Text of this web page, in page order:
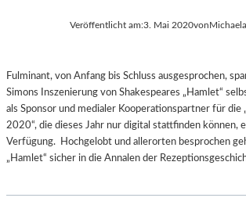
Veröffentlicht am:3. Mai 2020von
Fulminant, von Anfang bis Schluss ausgesprochen,
Simons Inszenierung von Shakespeares „Hamlet“
als Sponsor und medialer Kooperationspartner für die
2020“, die dieses Jahr nur digital stattfinden können,
Verfügung. Hochgelobt und allerorten besprochen
„Hamlet“ sicher in die Annalen der